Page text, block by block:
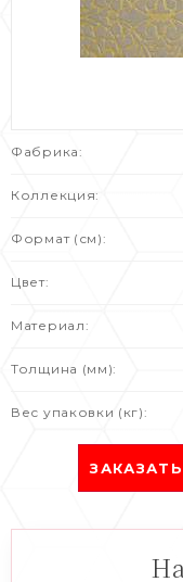
Фабрика:
Коллекция:
Формат (см):
Цвет:
Материал:
Толщина (мм):
Вес упаковки (кг):
ЗАКАЗАТЬ